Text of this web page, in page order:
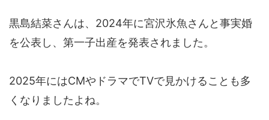
黒島結菜さんは、2024年に宮沢氷魚さんと事実婚
を公表し、第一子出産を発表されました。
2025年にはCMやドラマでTVで見かけることも多
くなりましたよね。